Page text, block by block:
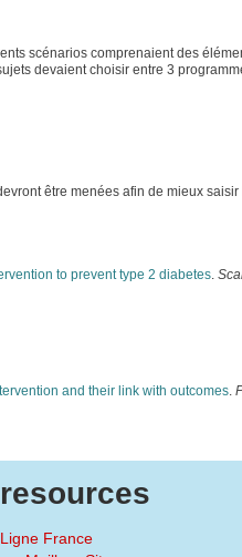
scénarios comprenaient des
devaient choisir entre 3
être menées afin de mieux saisir
to prevent type 2 diabetes.
and their link with outcomes.
France